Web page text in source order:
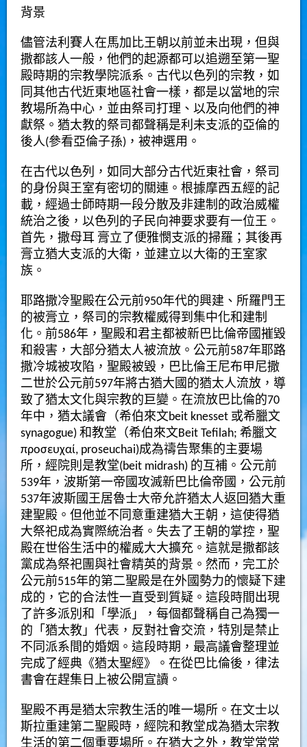
背景
儘管法利賽人在馬加比王朝以前並未出現，但與
撒都該人一般，他們的起源都可以追遡至第一聖
殿時期的宗教學院派系。古代以色列的宗教，如
同其他古代近東地區社會一樣，都是以當地的宗
教場所為中心，並由祭司打理、以及向他們的神
獻祭。猶太教的祭司都聲稱是利未支派的亞倫的
後人(參看亞倫子孫)，被神選用。
在古代以色列，如同大部分古代近東社會，祭司
的身份與王室有密切的關連。根據摩西五經的記
載，經過士師時期一段分散及非建制的政治威權
統治之後，以色列的子民向神要求要有一位王。
首先， 撒母耳 膏立了便雅憫支派的掃羅 ；其後再
膏立猶大支派的大衛 ，並建立以大衛的王室家
族。
耶路撒冷聖殿在公元前950年代的興建、 所羅門王
的被膏立，祭司的宗教權威得到集中化和建制
化。前586年，聖殿和君主都被新巴比倫帝國摧毀
和殺害，大部分猶太人被流放。公元前587年耶路
撒冷城被攻陷，聖殿被毀， 巴比倫王尼布甲尼撒
二世於公元前597年將古猶大國的猶太人流放，導
致了猶太文化與宗教的巨變。在流放巴比倫的70
年中，猶太議會（希伯來文beit knesset 或希臘文
synagogue) 和教堂（希伯來文Beit Tefilah; 希臘文
προσευχαί, proseuchai)成為禱告聚集的主要場
所，經院則是教堂(beit midrash) 的互補。公元前
539年， 波斯第一帝國攻滅新巴比倫帝國 ，公元前
537年波斯國王居魯士大帝允許猶太人返回猶大重
建聖殿。但他並不同意重建猶大王朝，這使得猶
大祭祀成為實際統治者。失去了王朝的掌控，聖
殿在世俗生活中的權威大大擴充。這就是撒都該
黨成為祭祀團與社會精英的背景。然而，完工於
公元前515年的第二聖殿是在外國勢力的懷疑下建
成的，它的合法性一直受到質疑。這段時間出現
了許多派別和「學派」，每個都聲稱自己為獨一
的「猶太教」代表，反對社會交流，特別是禁止
不同派系間的婚姻。這段時期，最高議會整理並
完成了經典《猶太聖經》。在從巴比倫後，律法
書會在趕集日上被公開宣讀。
聖殿不再是猶太宗教生活的唯一場所。在文士以
斯拉重建第二聖殿時，經院和教堂成為猶太宗教
生活的第二個重要場所。在猶大之外，教堂常常